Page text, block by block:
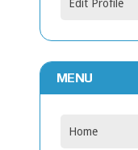
Edit Profile
MENU
Home